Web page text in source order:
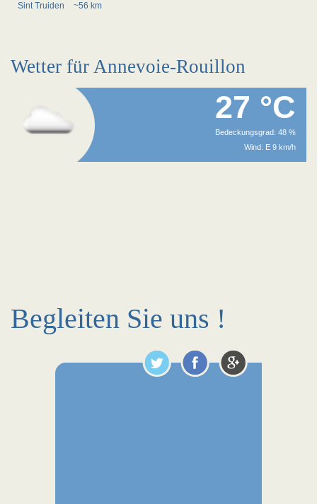
Sint Truiden
~56 km
Wetter für Annevoie-Rouillon
27 °C
Bedeckungsgrad: 48 %
Wind: E 9 km/h
Begleiten Sie uns !